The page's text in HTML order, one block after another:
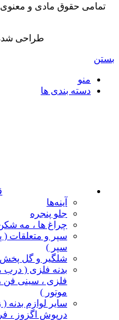
تمامی حقوق مادی و
طراحی
بستن
منو
دسته بندی ها
آینه‌ها
جلو پنجره
چراغ‌ ها ، مه‌
سپر و متعلقات (
سپر )
شلگیر و گل‌
بدنه فلزی ( درب
فلزی ، سینی فن ،
موتور )
سایر لوازم بدنه (
درپوش اگزوز ،